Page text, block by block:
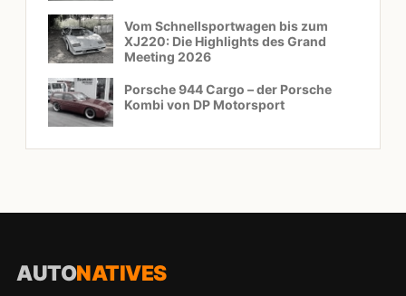
Vom Schnellsportwagen bis zum
XJ220: Die Highlights des Grand
Meeting 2026
Porsche 944 Cargo – der Porsche
Kombi von DP Motorsport
AUTONATIVES